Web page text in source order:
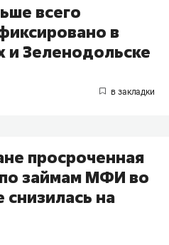
всего
в
и Зеленодольске
просроченная
займам МФИ во
снизилась на